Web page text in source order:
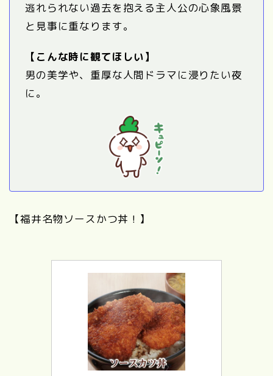
逃れられない過去を抱える主人公の心象風景
と見事に重なります。
【こんな時に観てほしい】
男の美学や、重厚な人間ドラマに浸りたい夜
に。
【福井名物ソースかつ丼！】